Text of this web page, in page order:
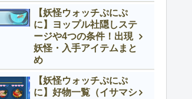
【妖怪ウォッチぷにぷ
に】ヨップル社隠しステ
ージや4つの条件！出現
妖怪・入手アイテムまと
め
【妖怪ウォッチぷにぷ
に】好物一覧（イサマシ